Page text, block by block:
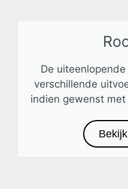
De
verschillende
indien gewenst